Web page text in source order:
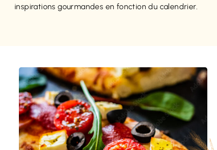
inspirations gourmandes en fonction du calendrier.